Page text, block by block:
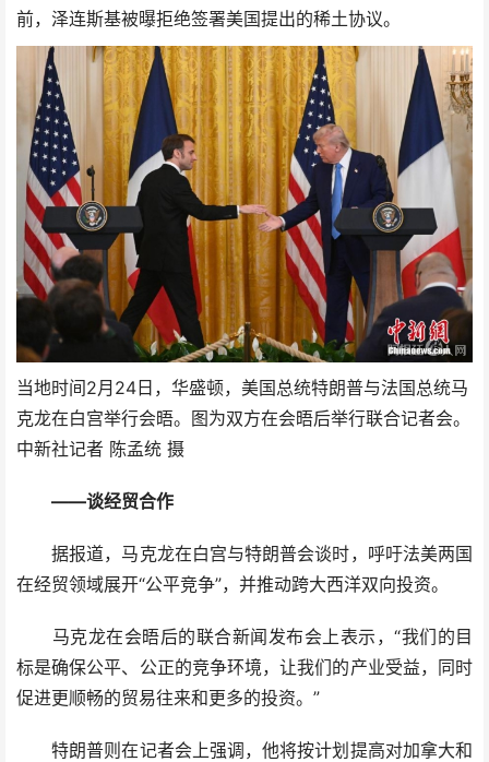
前，泽连斯基被曝拒绝签署美国提出的稀土协议。
当地时间2月24日，华盛顿，美国总统特朗普与法国总统马
克龙在白宫举行会晤。图为双方在会晤后举行联合记者会。
中新社记者 陈孟统 摄
——谈经贸合作
据报道，马克龙在白宫与特朗普会谈时，呼吁法美两国
在经贸领域展开“公平竞争”，并推动跨大西洋双向投资。
马克龙在会晤后的联合新闻发布会上表示，“我们的目
标是确保公平、公正的竞争环境，让我们的产业受益，同时
促进更顺畅的贸易往来和更多的投资。”
特朗普则在记者会上强调，他将按计划提高对加拿大和